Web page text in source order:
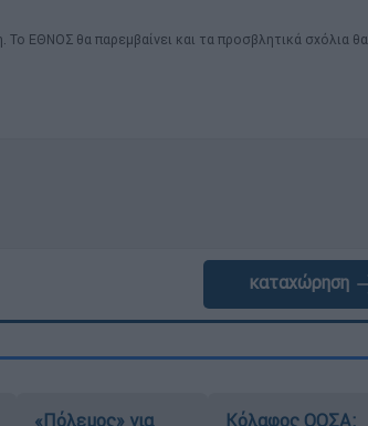
ΕΘΝΟΣ θα παρεμβαίνει και τα προσβλητικά σχόλια θα
καταχώρηση
«Πόλεμος» για Κόλαφος ΟΟΣΑ: